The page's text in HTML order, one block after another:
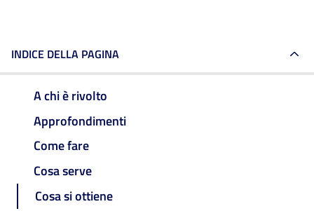
INDICE DELLA PAGINA
A chi è rivolto
Approfondimenti
Come fare
Cosa serve
Cosa si ottiene